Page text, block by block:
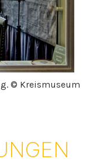
© Kreismuseum